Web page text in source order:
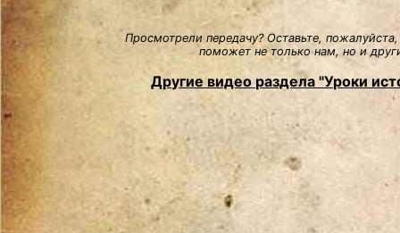
Просмотрели передачу? Оставьте,
поможет не только нам, но и
Другие видео раздела "Уроки